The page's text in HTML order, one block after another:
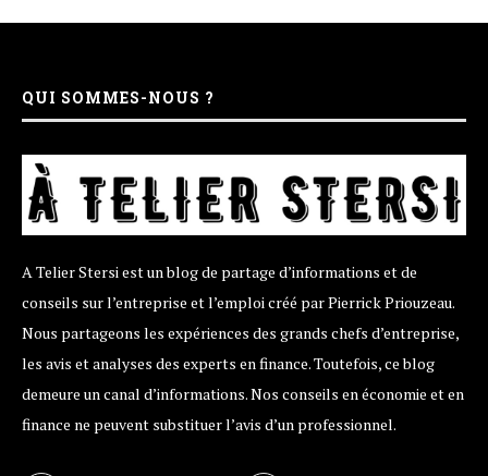
QUI SOMMES-NOUS ?
A Telier Stersi est un blog de partage d’informations et de
conseils sur l’entreprise et l’emploi créé par Pierrick Priouzeau.
Nous partageons les expériences des grands chefs d’entreprise,
les avis et analyses des experts en finance. Toutefois, ce blog
demeure un canal d’informations. Nos conseils en économie et en
finance ne peuvent substituer l’avis d’un professionnel.